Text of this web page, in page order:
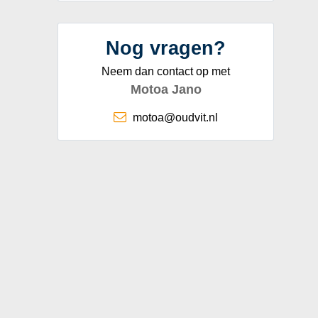
Nog vragen?
Neem dan contact op met
Motoa Jano
motoa@oudvit.nl